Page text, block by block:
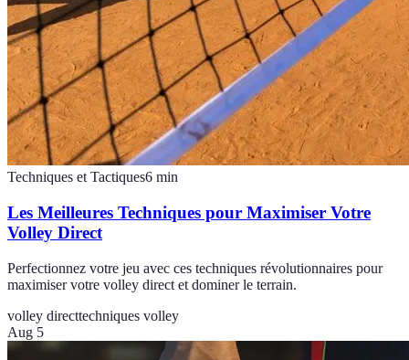
Techniques et Tactiques6 min
Les Meilleures Techniques pour Maximiser Votre
Volley Direct
Perfectionnez votre jeu avec ces techniques révolutionnaires pour
maximiser votre volley direct et dominer le terrain.
volley directtechniques volley
Aug 5